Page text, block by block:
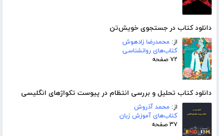
دانلود کتاب در جستجوی خویش‌تن
از: محمدرضا زادهوش
کتاب‌های روانشناسی
۷۲ صفحه
دانلود کتاب تحلیل و بررسی انتظام در پیوست تکواژهای انگلیسی
از: محمد آذروش
کتاب‌های آموزش زبان
۳۷ صفحه